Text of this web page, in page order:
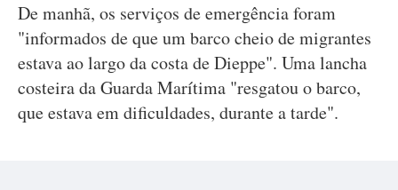
De manhã, os serviços de emergência foram
"informados de que um barco cheio de migrantes
estava ao largo da costa de Dieppe". Uma lancha
costeira da Guarda Marítima "resgatou o barco,
que estava em dificuldades, durante a tarde".